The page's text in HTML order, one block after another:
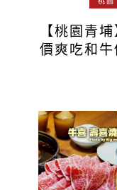
【桃園青
價爽吃和